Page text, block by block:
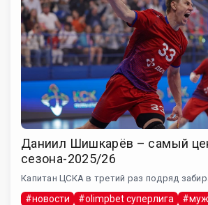
Даниил Шишкарёв – самый
сезона-2025/26
Капитан ЦСКА в третий раз подряд
#новости #olimpbet суперлига